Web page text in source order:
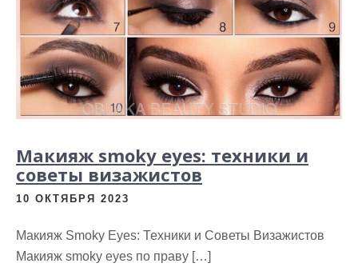
Макияж smoky eyes: техники и
советы визажистов
10 ОКТЯБРЯ 2023
Макияж Smoky Eyes: Техники и Советы Визажистов
Макияж smoky eyes по праву […]